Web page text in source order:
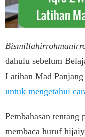
dahulu sebelum
Latihan Mad Panjang
untuk mengetahui
Pembahasan tentang
membaca huruf